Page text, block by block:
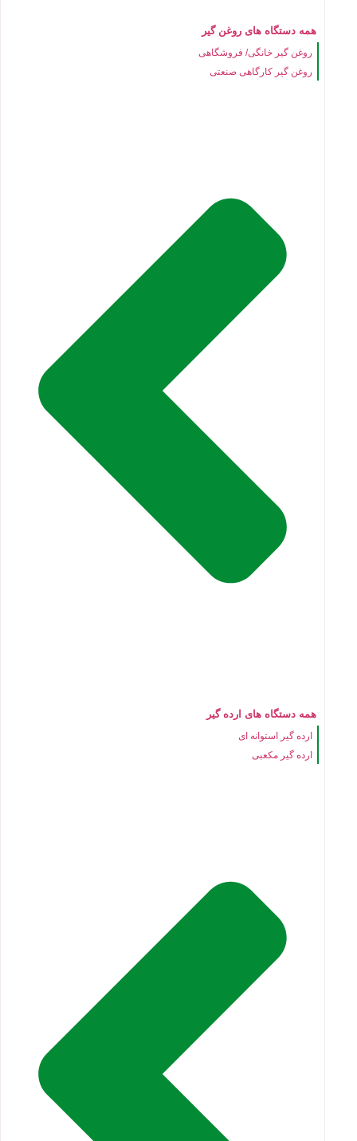
همه دستگاه های روغن گیر
روغن گیر خانگی/ فروشگاهی
روغن گیر کارگاهی صنعتی
همه دستگاه های ارده گیر
ارده گیر استوانه ای
ارده گیر مکعبی